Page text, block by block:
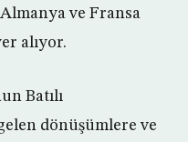
ve Fransa
alıyor.
Batılı
dönüşümlere ve